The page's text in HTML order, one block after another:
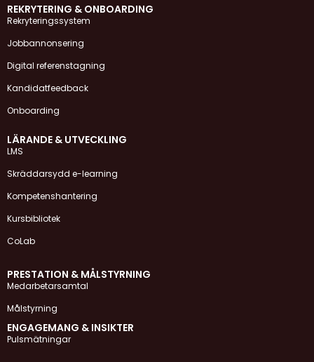
REKRYTERING & ONBOARDING
Rekryteringssystem
Jobbannonsering
Digital referenstagning
Kandidatfeedback
Onboarding
LÄRANDE & UTVECKLING
LMS
Skräddarsydd e-learning
Kompetenshantering
Kursbibliotek
CoLab
PRESTATION & MÅLSTYRNING
Medarbetarsamtal
Målstyrning
ENGAGEMANG & INSIKTER
Pulsmätningar